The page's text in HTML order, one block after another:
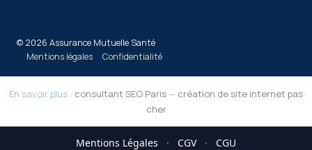
© 2026 Assurance Mutuelle Santé
Mentions légales
Confidentialité
En savoir plus : consultant SEO Paris — création de site internet pas
cher
Mentions Légales · CGV · CGU